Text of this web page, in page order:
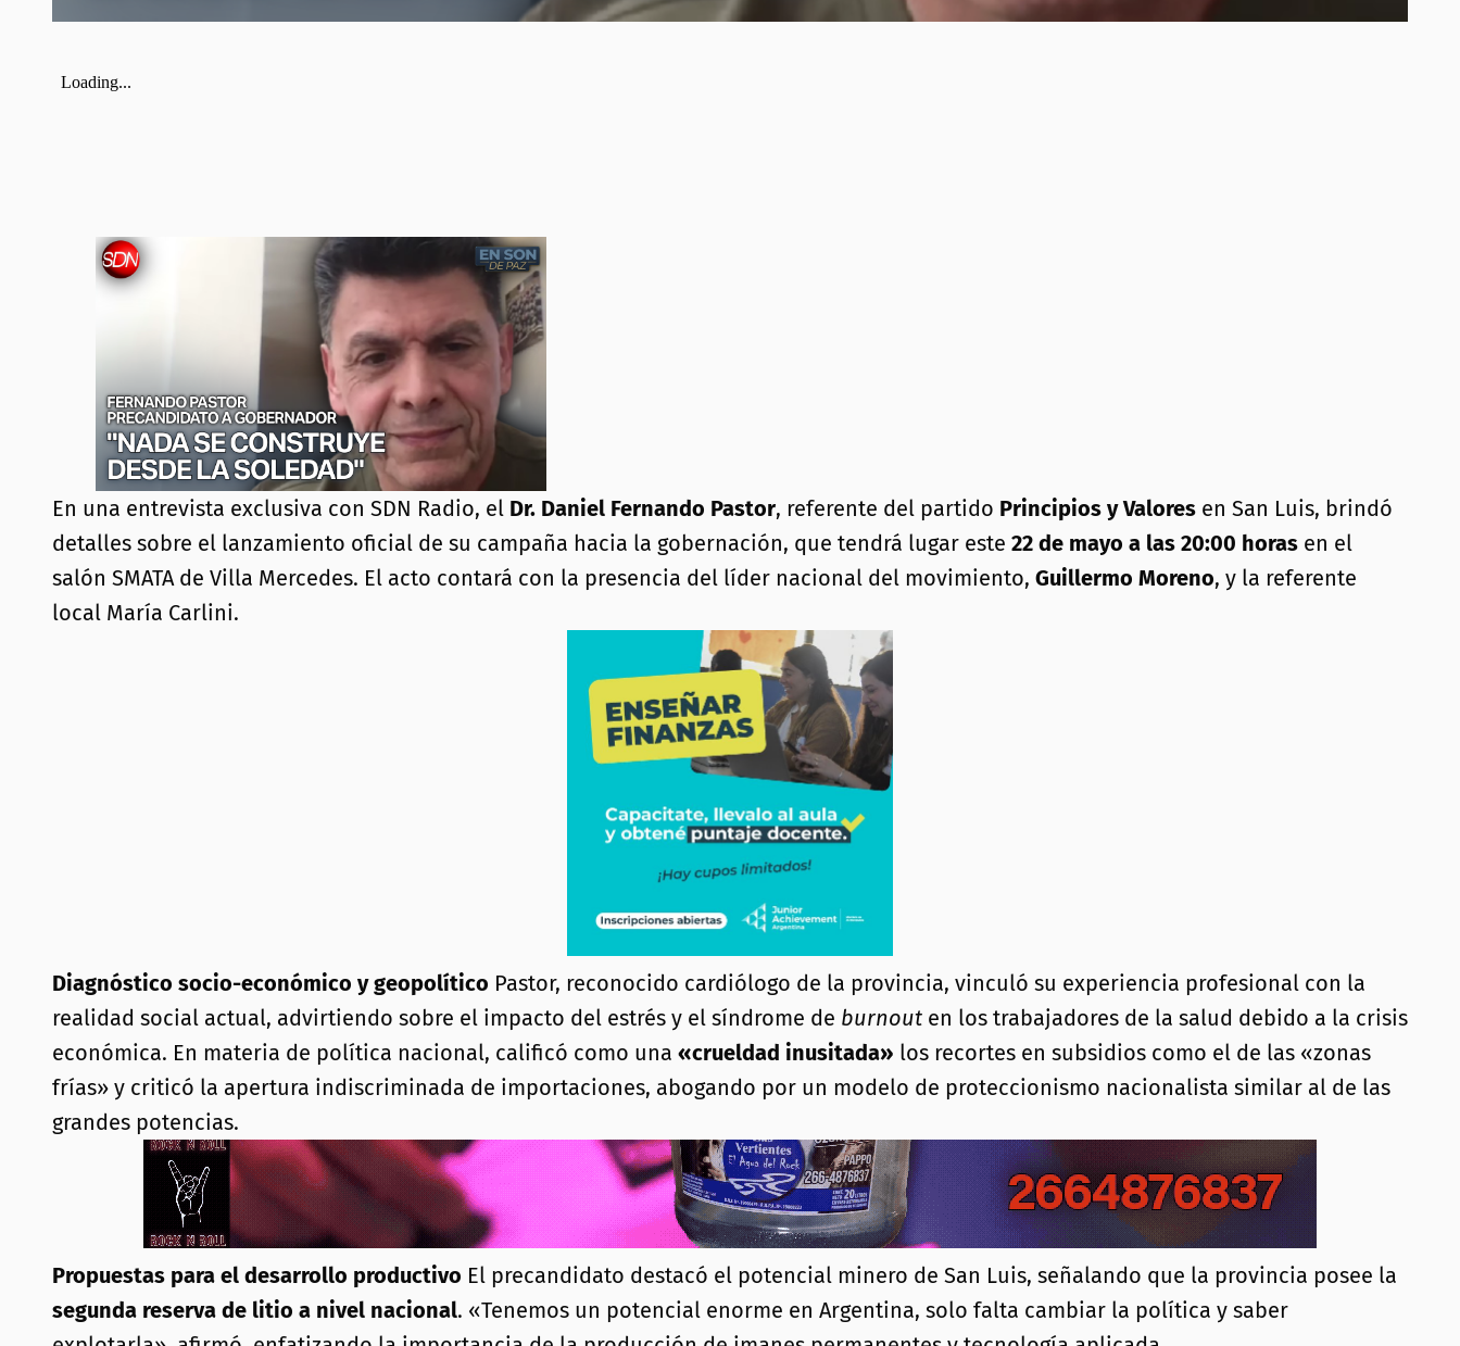
En una entrevista exclusiva con SDN Radio, el Dr. Daniel Fernando Pastor, referente del partido Principios y Valores en San Luis, brindó
detalles sobre el lanzamiento oficial de su campaña hacia la gobernación, que tendrá lugar este 22 de mayo a las 20:00 horas en el
salón SMATA de Villa Mercedes. El acto contará con la presencia del líder nacional del movimiento, Guillermo Moreno, y la referente
local María Carlini.
Diagnóstico socio-económico y geopolítico Pastor, reconocido cardiólogo de la provincia, vinculó su experiencia profesional con la
realidad social actual, advirtiendo sobre el impacto del estrés y el síndrome de burnout en los trabajadores de la salud debido a la crisis
económica. En materia de política nacional, calificó como una «crueldad inusitada» los recortes en subsidios como el de las «zonas
frías» y criticó la apertura indiscriminada de importaciones, abogando por un modelo de proteccionismo nacionalista similar al de las
grandes potencias.
Propuestas para el desarrollo productivo El precandidato destacó el potencial minero de San Luis, señalando que la provincia posee la
segunda reserva de litio a nivel nacional. «Tenemos un potencial enorme en Argentina, solo falta cambiar la política y saber